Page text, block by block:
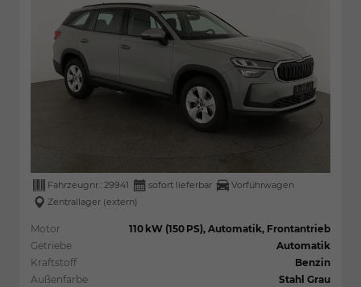
Fahrzeugnr.: 29941 sofort lieferbar
Vorführwagen
Zentrallager (extern)
Motor
110 kW (150 PS), Automatik, Frontantrieb
Getriebe
Automatik
Kraftstoff
Benzin
Außenfarbe
Stahl Grau